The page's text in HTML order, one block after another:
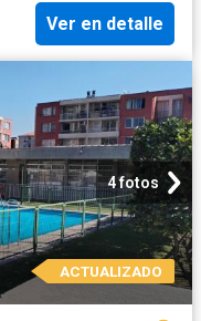
Ver en detalle
4 fotos
ACTUALIZADO